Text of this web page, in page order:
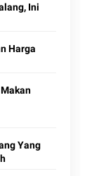
Ini
Harga
Yang